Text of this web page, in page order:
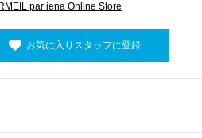
par iena Online Store
お気に入りスタッフに登録